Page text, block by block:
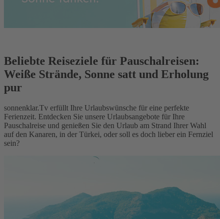
Beliebte Reiseziele für Pauschalreisen:
Weiße Strände, Sonne satt und Erholung
pur
sonnenklar.Tv erfüllt Ihre Urlaubswünsche für eine perfekte
Ferienzeit. Entdecken Sie unsere Urlaubsangebote für Ihre
Pauschalreise und genießen Sie den Urlaub am Strand Ihrer Wahl
auf den Kanaren, in der Türkei, oder soll es doch lieber ein Fernziel
sein?